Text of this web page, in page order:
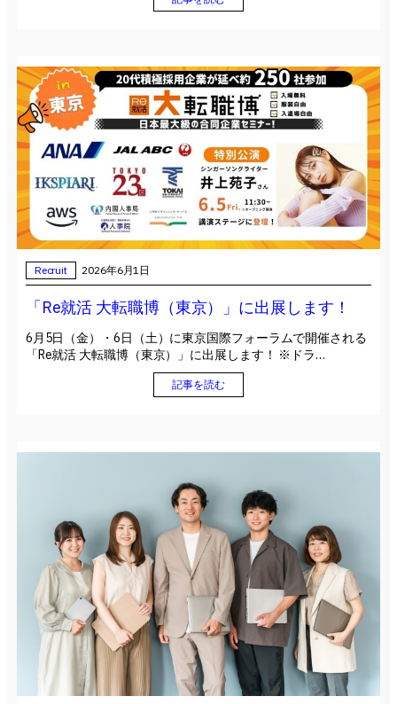
Recruit 2026年6月1日
「Re就活 大転職博（東京）」に出展します！
6月5日（金）・6日（土）に東京国際フォーラムで開催される
「Re就活 大転職博（東京）」に出展します！ ※ドラ…
記事を読む